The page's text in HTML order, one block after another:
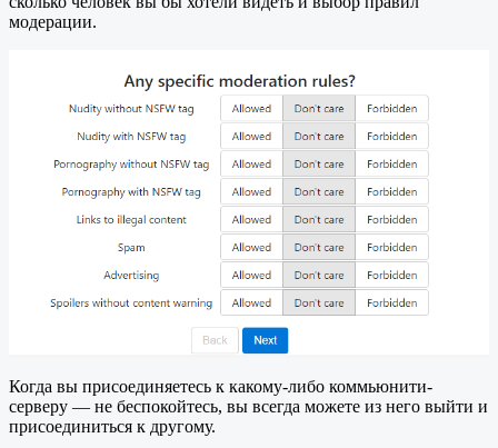
модерации.
Когда вы присоединяетесь к какому-либо коммьюнити-
серверу — не беспокойтесь, вы всегда можете из него выйти и
присоединиться к другому.